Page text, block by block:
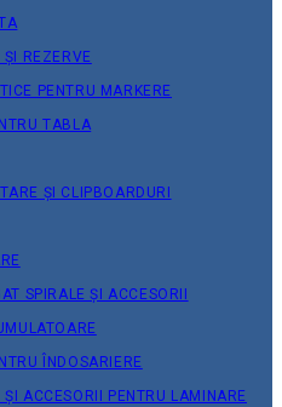
ȘI REZERVE
PENTRU MARKERE
TABLA
ȘI CLIPBOARDURI
SPIRALE ȘI ACCESORII
ÎNDOSARIERE
ȘI ACCESORII PENTRU LAMINARE